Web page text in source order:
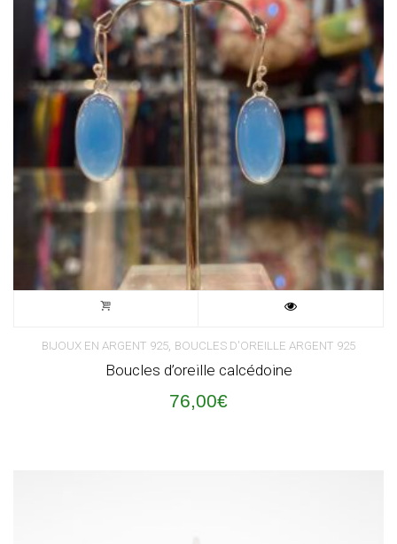
BIJOUX EN ARGENT 925 BOUCLES D'OREILLE ARGENT 925
Boucles d’oreille calcédoine
76,00€